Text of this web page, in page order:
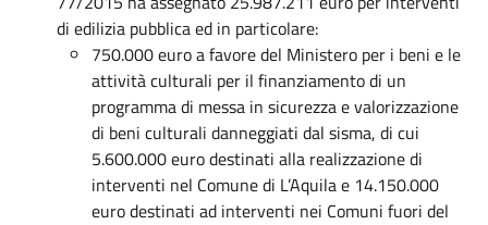
di edilizia pubblica ed in particolare:
750.000 euro a favore del Ministero per i beni e le
attività culturali per il finanziamento di un
programma di messa in sicurezza e valorizzazione
di beni culturali danneggiati dal sisma, di cui
5.600.000 euro destinati alla realizzazione di
interventi nel Comune di L’Aquila e 14.150.000
euro destinati ad interventi nei Comuni fuori del